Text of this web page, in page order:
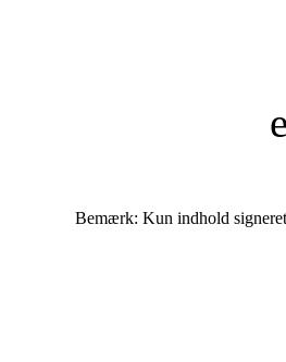
Bemærk: Kun indhold